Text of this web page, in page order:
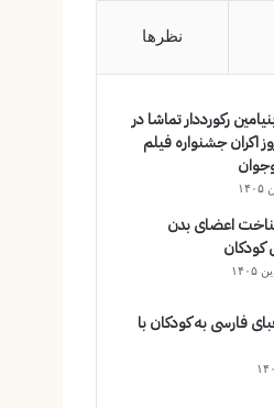
نظرها
رکورددار تماشا در
اکران‌ جشنواره فیلم
اعضای بدن
کودکان
فارسی به کودکان با